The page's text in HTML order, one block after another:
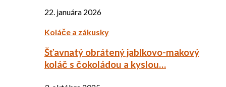
22. januára 2026
Koláče a zákusky
Šťavnatý obrátený jablkovo-makový
koláč s čokoládou a kyslou…